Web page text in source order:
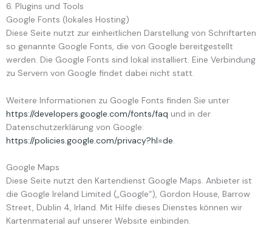
6. Plugins und Tools
Google Fonts (lokales Hosting)
Diese Seite nutzt zur einheitlichen Darstellung von Schriftarten
so genannte Google Fonts, die von Google bereitgestellt
werden. Die Google Fonts sind lokal installiert. Eine Verbindung
zu Servern von Google findet dabei nicht statt.
Weitere Informationen zu Google Fonts finden Sie unter
https://developers.google.com/fonts/faq und in der
Datenschutzerklärung von Google:
https://policies.google.com/privacy?hl=de.
Google Maps
Diese Seite nutzt den Kartendienst Google Maps. Anbieter ist
die Google Ireland Limited („Google“), Gordon House, Barrow
Street, Dublin 4, Irland. Mit Hilfe dieses Dienstes können wir
Kartenmaterial auf unserer Website einbinden.